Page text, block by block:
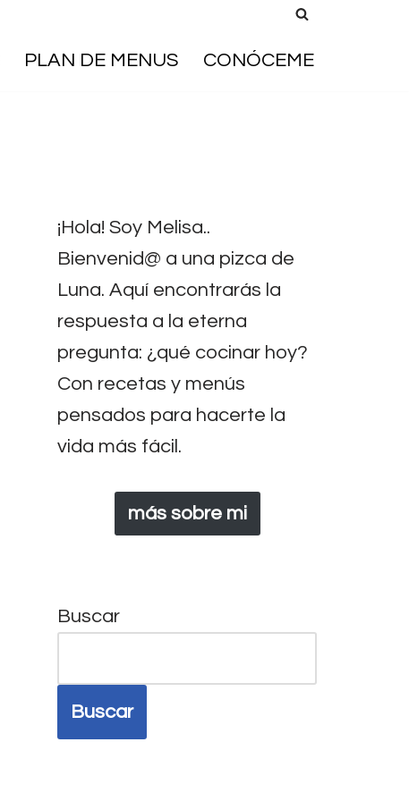
PLAN DE MENUS CONÓCEME
¡Hola! Soy Melisa..
Bienvenid@ a una pizca de
Luna. Aquí encontrarás la
respuesta a la eterna
pregunta: ¿qué cocinar hoy?
Con recetas y menús
pensados para hacerte la
vida más fácil.
más sobre mi
Buscar
Buscar